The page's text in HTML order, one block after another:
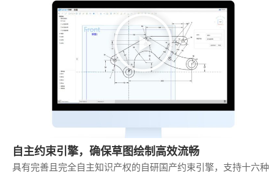
放
视
频
自主约束引擎，确保草图绘制高效流畅
具有完善且完全自主知识产权的自研国产约束引擎，支持十六种